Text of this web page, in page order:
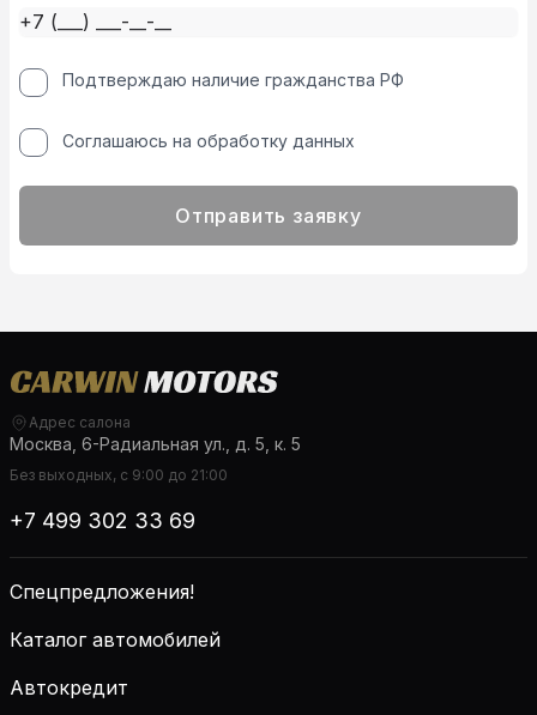
Подтверждаю наличие гражданства РФ
Соглашаюсь на обработку данных
Отправить заявку
Адрес салона
Москва, 6-Радиальная ул., д. 5, к. 5
Без выходных, с 9:00 до 21:00
+7 499 302 33 69
Спецпредложения!
Каталог автомобилей
Автокредит